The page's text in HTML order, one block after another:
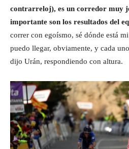
contrarreloj), es un corredor muy
importante son los resultados del
correr con egoísmo, sé dónde está
puedo llegar, obviamente, y cada
dijo Urán, respondiendo con altura.